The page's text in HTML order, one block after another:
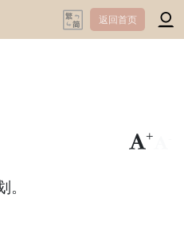
返回首页
+